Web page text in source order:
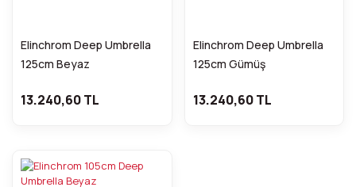
Elinchrom Deep Umbrella
125cm Beyaz
13.240,60 TL
Elinchrom Deep Umbrella
125cm Gümüş
13.240,60 TL